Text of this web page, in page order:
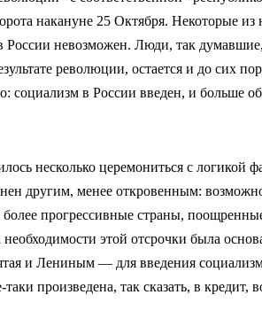
накануне 25 Октября. Некоторые
России невозможен. Люди, так
революции, остается и до сих
социализм в России введен, и больше
несколько церемониться с логикой
другим, менее откровенным:
более прогрессивные страны,
этой отсрочки была
и Лениным — для введения
произведена, так сказать, в кредит,